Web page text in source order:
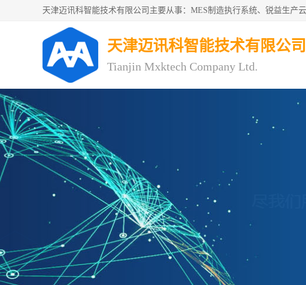
天津迈讯科智能技术有限公司
Tianjin Mxktech Company Ltd.